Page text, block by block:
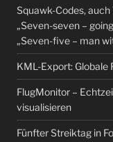
Squawk-Codes,
„Seven-seven –
„Seven-five – man
KML-Export: Globale
FlugMonitor –
visualisieren
Fünfter Streiktag in